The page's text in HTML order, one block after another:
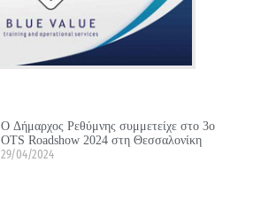
Ο Δήμαρχος Ρεθύμνης συμμετείχε στο 3ο
OTS Roadshow 2024 στη Θεσσαλονίκη
29/04/2024